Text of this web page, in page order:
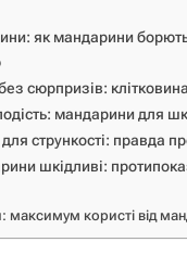
як мандарини
сюрпризів:
мандарини для
стрункості: правда
шкідливі:
максимум користі від